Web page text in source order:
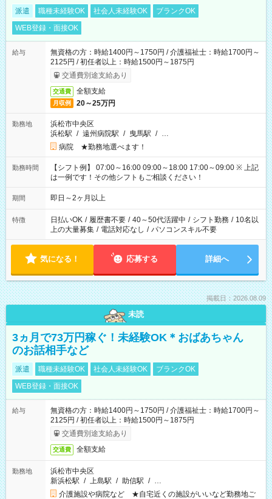
派遣 職種未経験OK 社会人未経験OK
ブランクOK
WEB登録・面接OK
給与
無資格の方：時給1400円～1750円 / 介護福祉士：時給1700円～
2125円 / 初任者以上：時給1500円～1875円
交通費別途支給あり
交通費 全額支給
月収例 20～25万円
勤務地
浜松市中央区
浜松駅 / 遠州病院駅 / 曳馬駅 / …
病院 ★勤務地選べます！
勤務時間
【シフト例】 07:00～16:00 09:00～18:00 17:00～09:00 ※ 上記
は一例です！その他シフトもご相談ください！
期間 即日～2ヶ月以上
特徴 日払いOK / 履歴書不要 / 40～50代活躍中 / シフト勤務 / 10名以
上の大量募集 / 電話対応なし / パソコンスキル不要
気になる！ 応募する 詳細へ
掲載日：2026.08.09
未読
3ヵ月で73万円稼ぐ！未経験OK＊おばあちゃん
のお話相手など
派遣 職種未経験OK 社会人未経験OK
ブランクOK
WEB登録・面接OK
給与
無資格の方：時給1400円～1750円 / 介護福祉士：時給1700円～
2125円 / 初任者以上：時給1500円～1875円
交通費別途支給あり
交通費 全額支給
勤務地
浜松市中央区
新浜松駅 / 上島駅 / 助信駅 / …
介護施設や病院など ★自宅近くの施設がいいなど勤務地ご